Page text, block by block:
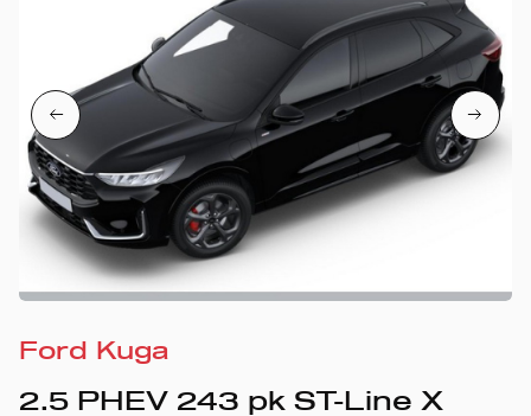
Ford Kuga
2.5 PHEV 243 pk ST-Line X